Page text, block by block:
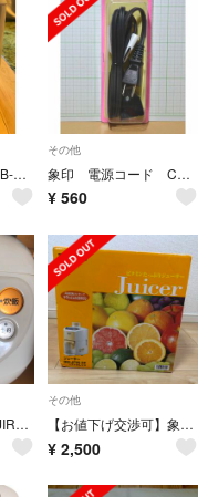
ホームベーカリーBB-HE10型 象印
その他
象印 電源コード CD-KD12-J
¥ 560
象印 炊飯器 ZOJIRUSHI NS-WB10-CA
その他
【お値下げ交渉可】象印 ジューサー BM-JF05(1台)
¥ 2,500